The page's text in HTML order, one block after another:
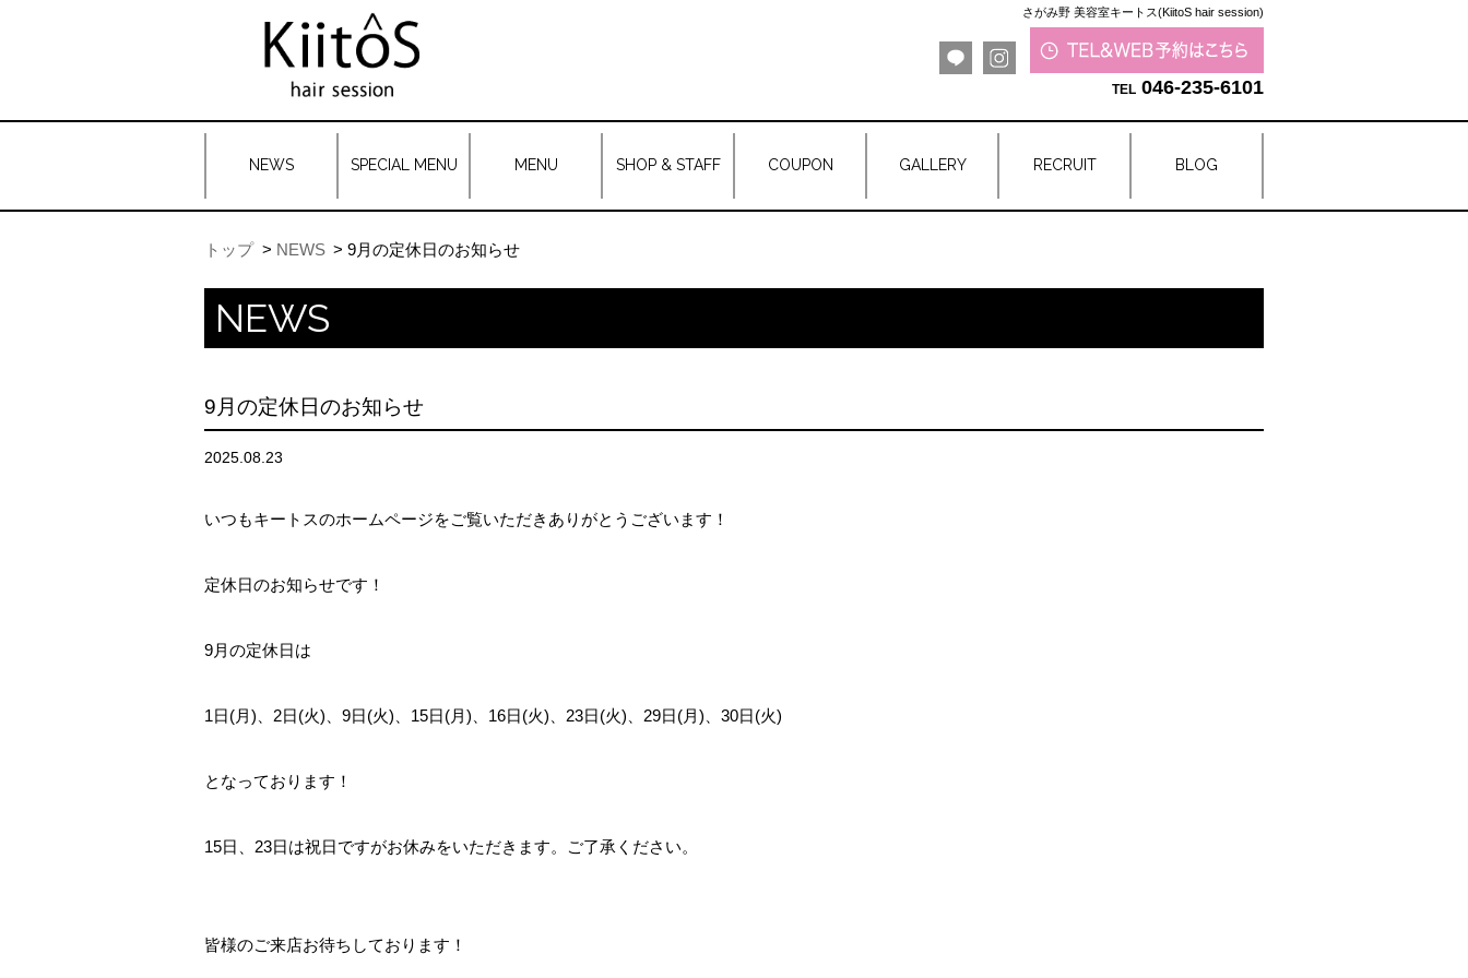
さがみ野 美容室キートス(KiitoS hair session)
046-235-6101
NEWS SPECIAL MENU MENU SHOP & STAFF COUPON GALLERY RECRUIT BLOG
トップ NEWS 9月の定休日のお知らせ
NEWS
9月の定休日のお知らせ
2025.08.23
いつもキートスのホームページをご覧いただきありがとうございます！
定休日のお知らせです！
9月の定休日は
1日(月)、2日(火)、9日(火)、15日(月)、16日(火)、23日(火)、29日(月)、30日(火)
となっております！
15日、23日は祝日ですがお休みをいただきます。ご了承ください。
皆様のご来店お待ちしております！